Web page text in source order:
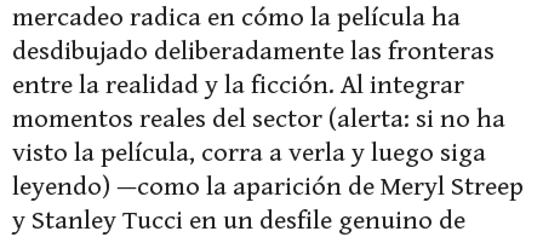
mercadeo radica en cómo la película ha
desdibujado deliberadamente las fronteras
entre la realidad y la ficción. Al integrar
momentos reales del sector (alerta: si no ha
visto la película, corra a verla y luego siga
leyendo) —como la aparición de Meryl Streep
y Stanley Tucci en un desfile genuino de